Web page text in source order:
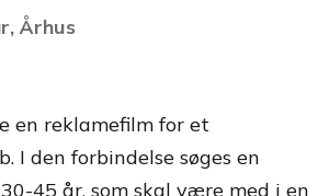
Århus
en reklamefilm for et
I den forbindelse søges en
45 år, som skal være med i en